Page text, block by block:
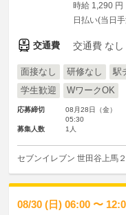
時給 1,290 円
日払い(当日
交通費 交通費 なし
面接なし 研修なし 駅
学生歓迎
WワークOK
応募締切
08月28日（金）
05:30
募集人数
1人
セブンイレブン 世田谷上馬
08/30 (日) 06:00 〜